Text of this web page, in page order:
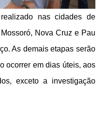
nas cidades de
Nova Cruz e Pau
As demais etapas serão
ocorrer em dias úteis, aos
exceto a investigação